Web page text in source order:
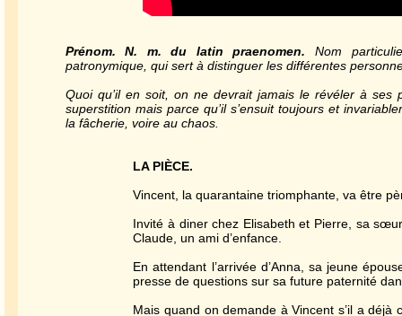
Prénom. N. m. du latin praenomen. Nom
patronymique, qui sert à distinguer les différentes
Quoi qu’il en soit, on ne devrait jamais le révéler à ses
superstition mais parce qu’il s’ensuit toujours et
la fâcherie, voire au chaos.
LA PIÈCE.
Vincent, la quarantaine triomphante, va être
Invité à diner chez Elisabeth et Pierre, sa
Claude, un ami d’enfance.
En attendant l’arrivée d’Anna, sa jeune
presse de questions sur sa future paternité
Mais quand on demande à Vincent s’il a déjà